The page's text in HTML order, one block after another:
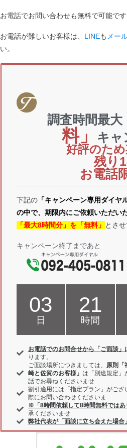
お電話でお問い合わせも無料で可能です
お電話が難しいお客様は、 LINEも メー
い。
調査時間最大
料」
キャ
好評のため
残り1
お電話
下記の 「キャンペーン専用ダイ
の中で、期限内にご依頼いただい
「最大8時間分」を「無料」 とさせ
キャンペーン終了まであと
03
日
21
時間
お電話でのお問合せから「ご面談」
ります。
ご面談場所につきましては、
原則「
崎と佐賀のお客様」 は「別途規定」
話でお尋ねくださいませ
割引適用には「指定プラン」がご
際にお問い合わせくださいま
※「8時間依頼して8時間無料ではあ
承くださいませ
弊社代表が「面談に立ち会えた場合